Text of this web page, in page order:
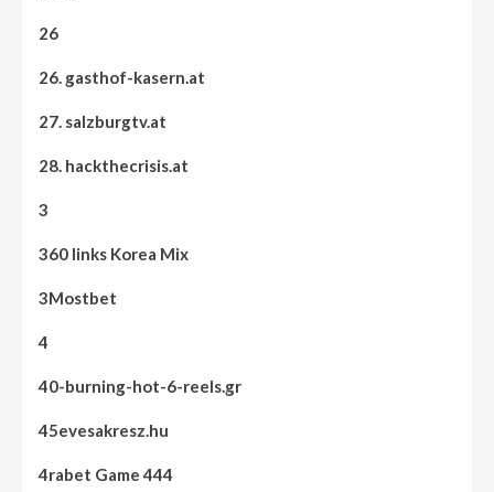
26
26. gasthof-kasern.at
27. salzburgtv.at
28. hackthecrisis.at
3
360 links Korea Mix
3Mostbet
4
40-burning-hot-6-reels.gr
45evesakresz.hu
4rabet Game 444